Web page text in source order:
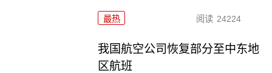
最热 阅读 24224
我国航空公司恢复部分至中东地
区航班